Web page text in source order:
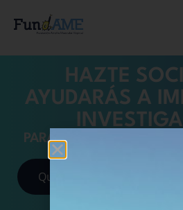
HAZTE
AYUDARÁS A
PARA MEJORAR
Quiero ser socio